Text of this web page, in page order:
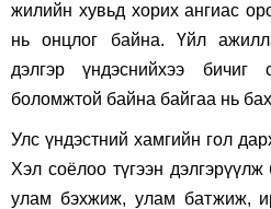
жилийн хувьд хорих ангиас
нь онцлог байна. Үйл
дэлгэр үндэснийхээ
боломжтой байна байгаа нь
Улс үндэстний хамгийн гол
Хэл соёлоо түгээн
улам бэхжиж, улам батжиж,